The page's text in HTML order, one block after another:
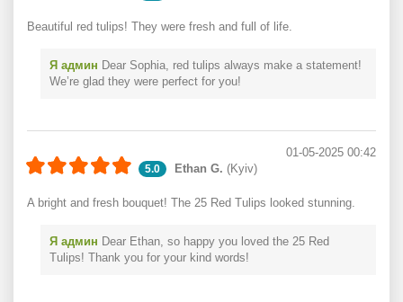
Beautiful red tulips! They were fresh and full of life.
Я админ Dear Sophia, red tulips always make a statement!
We’re glad they were perfect for you!
5.0 Ethan G. (Kyiv)
01-05-2025 00:42
A bright and fresh bouquet! The 25 Red Tulips looked stunning.
Я админ Dear Ethan, so happy you loved the 25 Red
Tulips! Thank you for your kind words!